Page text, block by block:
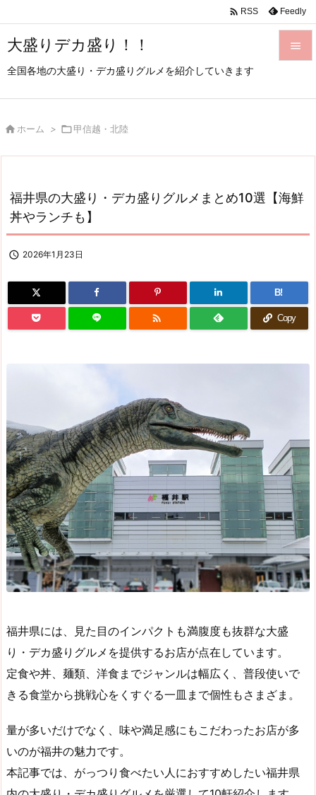
大盛りデカ盛り！！
全国各地の大盛り・デカ盛りグルメを紹介していきます

次へ
検索
 RSS Feedly
 ホーム > 甲信越・北陸
福井県の大盛り・デカ盛りグルメまとめ10選【海鮮
丼やランチも】
 2026年1月23日
B!
 Copy
福井県には、見た目のインパクトも満腹度も抜群な大盛
り・デカ盛りグルメを提供するお店が点在しています。
定食や丼、麺類、洋食までジャンルは幅広く、普段使いで
きる食堂から挑戦心をくすぐる一皿まで個性もさまざま。
量が多いだけでなく、味や満足感にもこだわったお店が多
いのが福井の魅力です。
本記事では、がっつり食べたい人におすすめしたい福井県